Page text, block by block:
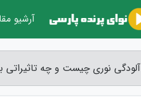
آلودگی نوری چیست و چه تاثیراتی
آرشیو